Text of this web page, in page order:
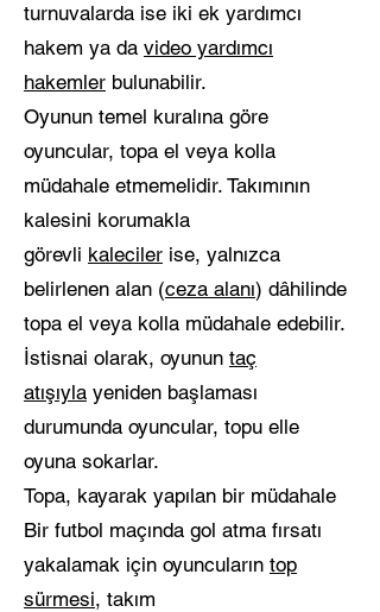
turnuvalarda ise iki ek yardımcı
hakem ya da video yardımcı
hakemler bulunabilir.
Oyunun temel kuralına göre
oyuncular, topa el veya kolla
müdahale etmemelidir. Takımının
kalesini korumakla
görevli kaleciler ise, yalnızca
belirlenen alan (ceza alanı) dâhilinde
topa el veya kolla müdahale edebilir.
İstisnai olarak, oyunun taç
atışıyla yeniden başlaması
durumunda oyuncular, topu elle
oyuna sokarlar.
Topa, kayarak yapılan bir müdahale
Bir futbol maçında gol atma fırsatı
yakalamak için oyuncuların top
sürmesi, takım